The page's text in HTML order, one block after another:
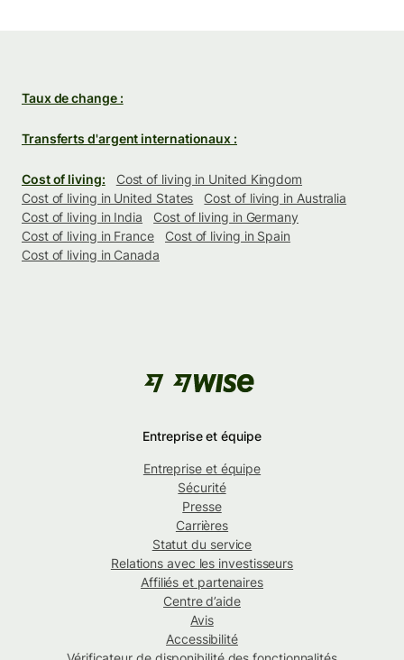
Taux de change :
Transferts d'argent internationaux :
Cost of living:
Cost of living in United Kingdom
Cost of living in United States
Cost of living in Australia
Cost of living in India
Cost of living in Germany
Cost of living in France
Cost of living in Spain
Cost of living in Canada
Entreprise et équipe
Entreprise et équipe
Sécurité
Presse
Carrières
Statut du service
Relations avec les investisseurs
Affiliés et partenaires
Centre d’aide
Avis
Accessibilité